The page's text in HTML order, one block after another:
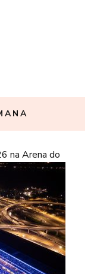
na Arena do